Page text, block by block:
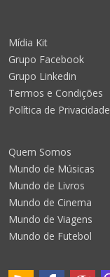
Mídia Kit
Grupo Facebook
Grupo Linkedin
Termos e Condições
Política de Privacidade
Quem Somos
Mundo de Músicas
Mundo de Livros
Mundo de Cinema
Mundo de Viagens
Mundo de Futebol